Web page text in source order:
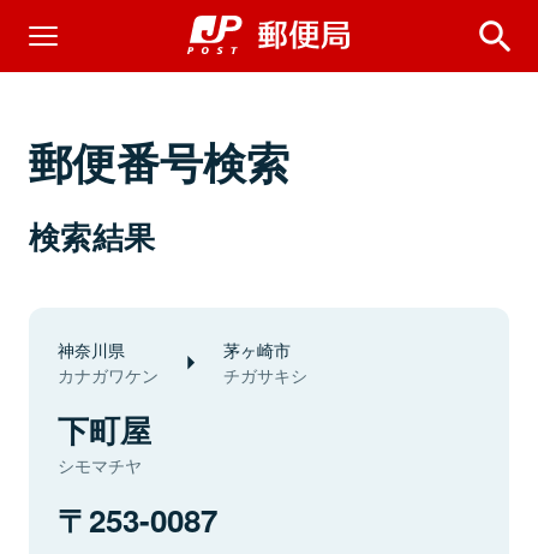
郵便番号検索
検索結果
神奈川県
カナガワケン
茅ヶ崎市
チガサキシ
下町屋
シモマチヤ
253-0087